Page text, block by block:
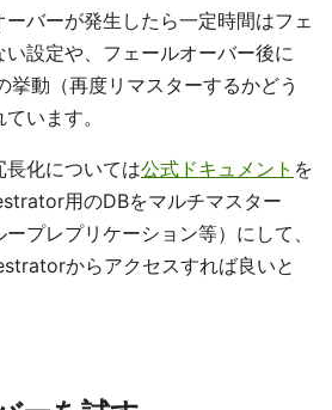
バーが発生したら一定時間はフェ
設定や、フェールオーバー後に
挙動（再度リマスターするかどう
います。
化については公式ドキュメント を
用のDBをマルチマスター
プレプリケーション等）にして、
からアクセスすれば良いと